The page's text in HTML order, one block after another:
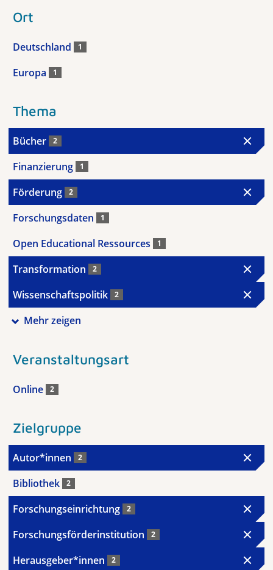
Ort
Deutschland 1
Europa 1
Thema
Bücher 2
Finanzierung 1
Förderung 2
Forschungsdaten 1
Open Educational Ressources 1
Transformation 2
Wissenschaftspolitik 2
Mehr zeigen
Veranstaltungsart
Online 2
Zielgruppe
Autor*innen 2
Bibliothek 2
Forschungseinrichtung 2
Forschungsförderinstitution 2
Herausgeber*innen 2